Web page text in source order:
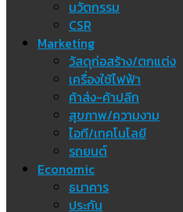
นวัตกรรม
CSR
Marketing
วัสดุก่อสร้าง/ตกแต่ง
เครื่องใช้ไฟฟ้า
ค้าส่ง-ค้าปลีก
สุขภาพ/ความงาม
ไอที/เทคโนโลยี
รถยนต์
Economic
ธนาคาร
ประกัน